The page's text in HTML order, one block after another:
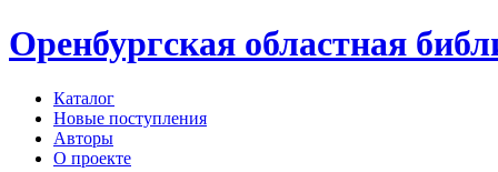
Оренбургская областная
Каталог
Новые поступления
Авторы
О проекте